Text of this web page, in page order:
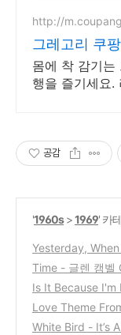
http://
그레고리 쿠
몸에 착 감기는
행을 즐기세요.
공감
'1960s>1969' 카
Yesterday,
oy Clark / 1969
Time - 글렌 캠벨
Is It Because I'm
n / 1969
(0)
Love Theme
맨시니 Henry
White Bird - It’s